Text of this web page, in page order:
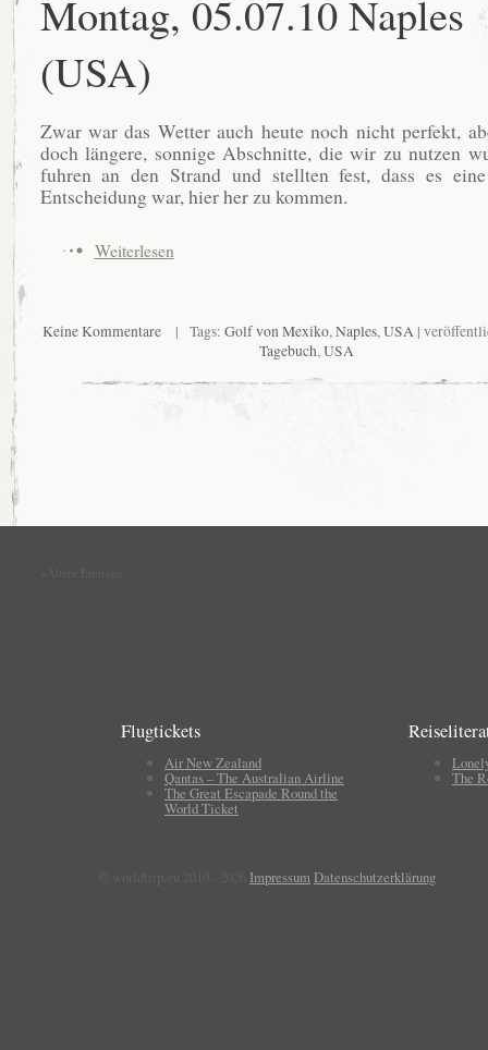
Montag, 05.07.10 Naples
(USA)
Zwar war das Wetter auch heute noch nicht perfekt,
doch längere, sonnige Abschnitte, die wir zu nutzen
fuhren an den Strand und stellten fest, dass es
Entscheidung war, hier her zu kommen.
Weiterlesen
Keine Kommentare| Tags: Golf von Mexiko,Naples,USA|
Tagebuch,USA
Flugtickets
Air New Zealand
Qantas – The Australian Airline
The Great Escapade Round the
World Ticket
The
Impressum Datenschutzerklärung